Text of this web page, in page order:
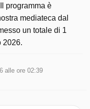
programma è
mediateca dal
un totale di 1
2026.
alle ore 02:39